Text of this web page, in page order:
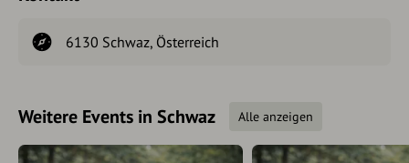
6130 Schwaz, Österreich
Weitere Events in Schwaz Alle anzeigen